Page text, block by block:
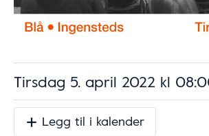
Tirsdag 5. april 2022 kl
Legg til i kalender